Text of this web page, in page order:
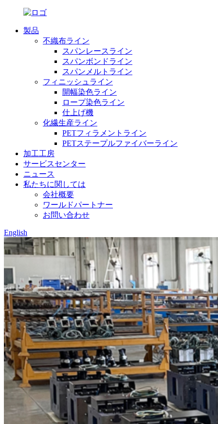
製品
不織布ライン
スパンレースライン
スパンボンドライン
スパンメルトライン
フィニッシュライン
開幅染色ライン
ロープ染色ライン
仕上げ機
化繊生産ライン
PETフィラメントライン
PETステープルファイバーライン
加工工房
サービスセンター
ニュース
私たちに関しては
会社概要
ワールドパートナー
お問い合わせ
English